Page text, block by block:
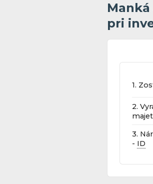
pri
1.
2.
3.
- ID